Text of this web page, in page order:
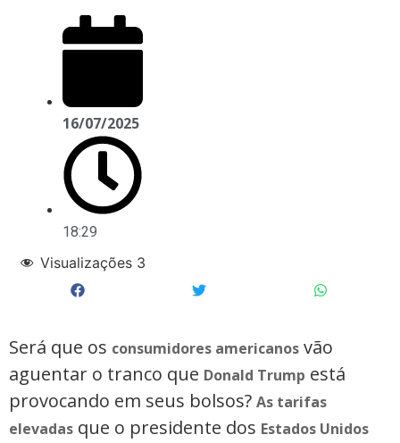
16/07/2025
18:29
Visualizações 3
Será que os consumidores americanos vão
aguentar o tranco que Donald Trump está
provocando em seus bolsos? As tarifas
elevadas que o presidente dos Estados Unidos